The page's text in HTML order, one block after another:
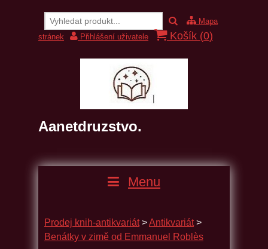
Mapa
stránek
Přihlášení uživatele Košík (0)
Aanetdruzstvo.
Menu
Prodej knih-antikvariát >Antikvariát >
Benátky v zimě od Emmanuel Roblès